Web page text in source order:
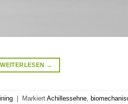
WEITERLESEN →
Markiert Achillessehne,